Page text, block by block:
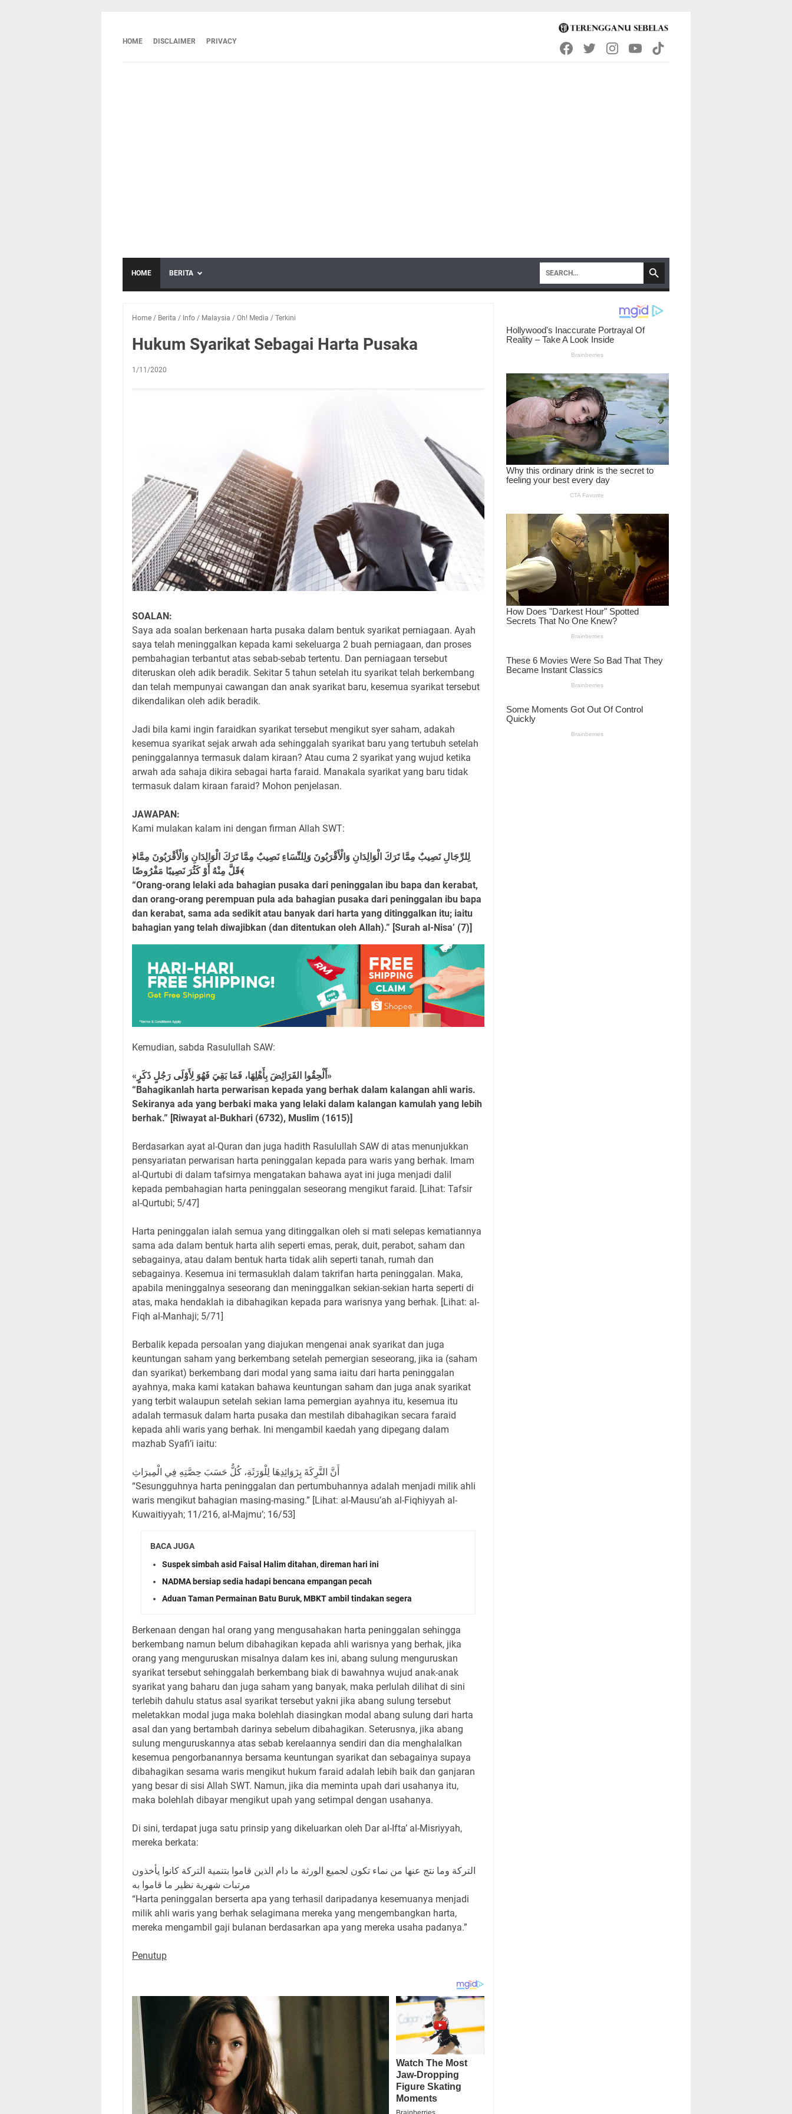
HOME DISCLAIMER PRIVACY
HOME BERITA
Home / Berita / Info / Malaysia / Oh! Media / Terkini
Hukum Syarikat Sebagai Harta Pusaka
1/11/2020
SOALAN:
Saya ada soalan berkenaan harta pusaka dalam bentuk syarikat perniagaan. Ayah
saya telah meninggalkan kepada kami sekeluarga 2 buah perniagaan, dan proses
pembahagian terbantut atas sebab-sebab tertentu. Dan perniagaan tersebut
diteruskan oleh adik beradik. Sekitar 5 tahun setelah itu syarikat telah berkembang
dan telah mempunyai cawangan dan anak syarikat baru, kesemua syarikat tersebut
dikendalikan oleh adik beradik.
Jadi bila kami ingin faraidkan syarikat tersebut mengikut syer saham, adakah
kesemua syarikat sejak arwah ada sehinggalah syarikat baru yang tertubuh setelah
peninggalannya termasuk dalam kiraan? Atau cuma 2 syarikat yang wujud ketika
arwah ada sahaja dikira sebagai harta faraid. Manakala syarikat yang baru tidak
termasuk dalam kiraan faraid? Mohon penjelasan.
JAWAPAN:
Kami mulakan kalam ini dengan firman Allah SWT:
﴿لِلرِّجَالِ نَصِيبٌ مِمَّا تَرَكَ الْوَالِدَانِ وَالْأَقْرَبُونَ وَلِلنِّسَاءِ نَصِيبٌ مِمَّا تَرَكَ الْوَالِدَانِ وَالْأَقْرَبُونَ مِمَّا
قَلَّ مِنْهُ أَوْ كَثُرَ نَصِيبًا مَفْرُوضًا﴾
“Orang-orang lelaki ada bahagian pusaka dari peninggalan ibu bapa dan kerabat,
dan orang-orang perempuan pula ada bahagian pusaka dari peninggalan ibu bapa
dan kerabat, sama ada sedikit atau banyak dari harta yang ditinggalkan itu; iaitu
bahagian yang telah diwajibkan (dan ditentukan oleh Allah).” [Surah al-Nisa’ (7)]
Kemudian, sabda Rasulullah SAW:
«أَلْحِقُوا الفَرَائِضَ بِأَهْلِهَا، فَمَا بَقِيَ فَهُوَ لِأَوْلَى رَجُلٍ ذَكَرٍ»
“Bahagikanlah harta perwarisan kepada yang berhak dalam kalangan ahli waris.
Sekiranya ada yang berbaki maka yang lelaki dalam kalangan kamulah yang lebih
berhak.” [Riwayat al-Bukhari (6732), Muslim (1615)]
Berdasarkan ayat al-Quran dan juga hadith Rasulullah SAW di atas menunjukkan
pensyariatan perwarisan harta peninggalan kepada para waris yang berhak. Imam
al-Qurtubi di dalam tafsirnya mengatakan bahawa ayat ini juga menjadi dalil
kepada pembahagian harta peninggalan seseorang mengikut faraid. [Lihat: Tafsir
al-Qurtubi; 5/47]
Harta peninggalan ialah semua yang ditinggalkan oleh si mati selepas kematiannya
sama ada dalam bentuk harta alih seperti emas, perak, duit, perabot, saham dan
sebagainya, atau dalam bentuk harta tidak alih seperti tanah, rumah dan
sebagainya. Kesemua ini termasuklah dalam takrifan harta peninggalan. Maka,
apabila meninggalnya seseorang dan meninggalkan sekian-sekian harta seperti di
atas, maka hendaklah ia dibahagikan kepada para warisnya yang berhak. [Lihat: al-
Fiqh al-Manhaji; 5/71]
Berbalik kepada persoalan yang diajukan mengenai anak syarikat dan juga
keuntungan saham yang berkembang setelah pemergian seseorang, jika ia (saham
dan syarikat) berkembang dari modal yang sama iaitu dari harta peninggalan
ayahnya, maka kami katakan bahawa keuntungan saham dan juga anak syarikat
yang terbit walaupun setelah sekian lama pemergian ayahnya itu, kesemua itu
adalah termasuk dalam harta pusaka dan mestilah dibahagikan secara faraid
kepada ahli waris yang berhak. Ini mengambil kaedah yang dipegang dalam
mazhab Syafi’i iaitu:
أَنَّ التَّرِكَةَ بِزَوَائِدِهَا لِلْوَرَثَةِ، كُلٌّ حَسَبَ حِصَّتِهِ فِي الْمِيرَاثِ
“Sesungguhnya harta peninggalan dan pertumbuhannya adalah menjadi milik ahli
waris mengikut bahagian masing-masing.” [Lihat: al-Mausu’ah al-Fiqhiyyah al-
Kuwaitiyyah; 11/216, al-Majmu’; 16/53]
BACA JUGA
Suspek simbah asid Faisal Halim ditahan, direman hari ini
NADMA bersiap sedia hadapi bencana empangan pecah
Aduan Taman Permainan Batu Buruk, MBKT ambil tindakan segera
Berkenaan dengan hal orang yang mengusahakan harta peninggalan sehingga
berkembang namun belum dibahagikan kepada ahli warisnya yang berhak, jika
orang yang menguruskan misalnya dalam kes ini, abang sulung menguruskan
syarikat tersebut sehinggalah berkembang biak di bawahnya wujud anak-anak
syarikat yang baharu dan juga saham yang banyak, maka perlulah dilihat di sini
terlebih dahulu status asal syarikat tersebut yakni jika abang sulung tersebut
meletakkan modal juga maka bolehlah diasingkan modal abang sulung dari harta
asal dan yang bertambah darinya sebelum dibahagikan. Seterusnya, jika abang
sulung menguruskannya atas sebab kerelaannya sendiri dan dia menghalalkan
kesemua pengorbanannya bersama keuntungan syarikat dan sebagainya supaya
dibahagikan sesama waris mengikut hukum faraid adalah lebih baik dan ganjaran
yang besar di sisi Allah SWT. Namun, jika dia meminta upah dari usahanya itu,
maka bolehlah dibayar mengikut upah yang setimpal dengan usahanya.
Di sini, terdapat juga satu prinsip yang dikeluarkan oleh Dar al-Ifta’ al-Misriyyah,
mereka berkata:
التركة وما نتج عنها من نماء تكون لجميع الورثة ما دام الذين قاموا بتنمية التركة كانوا يأخذون
مرتبات شهرية نظير ما قاموا به
“Harta peninggalan berserta apa yang terhasil daripadanya kesemuanya menjadi
milik ahli waris yang berhak selagimana mereka yang mengembangkan harta,
mereka mengambil gaji bulanan berdasarkan apa yang mereka usaha padanya.”
Penutup